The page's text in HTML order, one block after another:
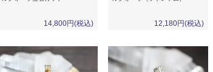
14,800円(税込) 12,180円(税込)